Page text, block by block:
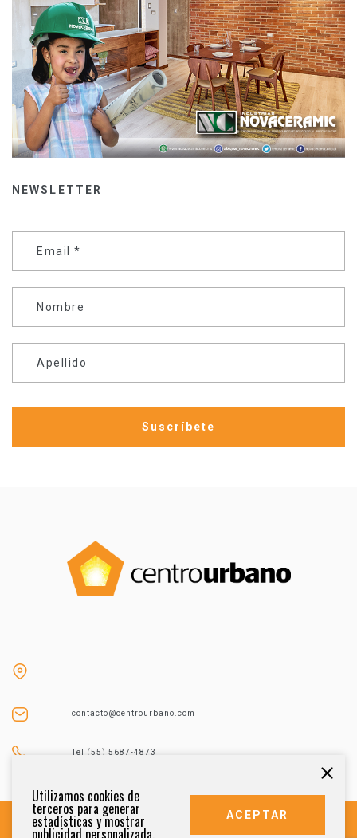
NEWSLETTER
Email *
Nombre
Apellido
contacto@centrourbano.com
Tel (55) 5687-4873
Utilizamos cookies de
terceros para generar
estadísticas y mostrar
publicidad personalizada.
ACEPTAR